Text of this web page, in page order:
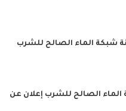
شبكة الماء الصالح للشرب
الصالح للشرب إعلان عن